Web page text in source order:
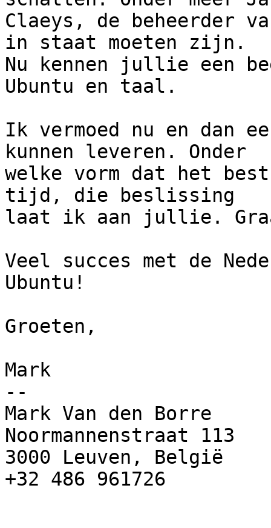
Claeys, de beheerder
in staat moeten zijn.
Nu kennen jullie een
Ubuntu en taal.
Ik vermoed nu en dan
kunnen leveren. Onder
welke vorm dat het
tijd, die beslissing
laat ik aan jullie.
Veel succes met de
Ubuntu!
Groeten,
Mark
--
Mark Van den Borre
Noormannenstraat 113
3000 Leuven, België
+32 486 961726